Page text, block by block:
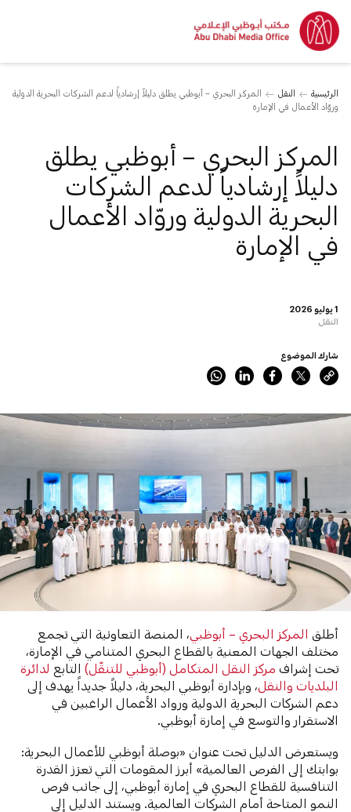
الرئيسية النقل
المركز البحري – أبوظبي يطلق دليلاً إرشادياً لدعم الشركات البحرية الدولية
وروّاد الأعمال في الإمارة
1 يوليو 2026
النقل
المركز البحري – أبوظبي يطلق
دليلاً إرشادياً لدعم الشركات
البحرية الدولية وروّاد الأعمال
في الإمارة
شارك الموضوع
أطلق المركز البحري – أبوظبي، المنصة التعاونية التي تجمع
مختلف الجهات المعنية بالقطاع البحري المتنامي في الإمارة،
تحت إشراف مركز النقل المتكامل (أبوظبي للتنقّل) التابع لدائرة
البلديات والنقل، وبإدارة أبوظبي البحرية، دليلاً جديداً يهدف إلى
دعم الشركات البحرية الدولية ورواد الأعمال الراغبين في
الاستقرار والتوسع في إمارة أبوظبي.
ويستعرض الدليل تحت عنوان «بوصلة أبوظبي للأعمال البحرية:
بوابتك إلى الفرص العالمية» أبرز المقومات التي تعزز القدرة
التنافسية للقطاع البحري في إمارة أبوظبي، إلى جانب فرص
النمو المتاحة أمام الشركات العالمية. ويستند الدليل إلى